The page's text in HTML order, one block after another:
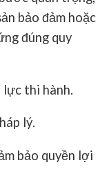
bảo đảm hoặc
đúng quy
lực thi hành.
lý.
bảo quyền lợi